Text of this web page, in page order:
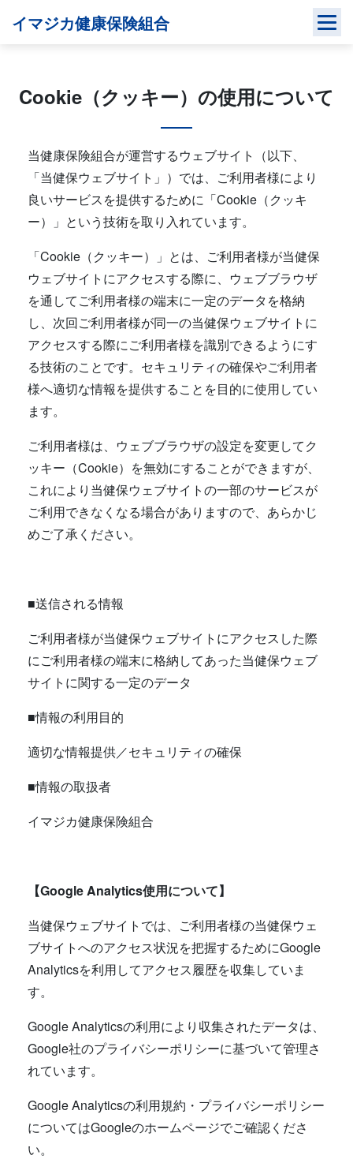
イマジカ健康保険組合
Cookie（クッキー）の使用について
当健康保険組合が運営するウェブサイト（以下、
「当健保ウェブサイト」）では、ご利用者様により
良いサービスを提供するために「Cookie（クッキ
ー）」という技術を取り入れています。
「Cookie（クッキー）」とは、ご利用者様が当健保
ウェブサイトにアクセスする際に、ウェブブラウザ
を通してご利用者様の端末に一定のデータを格納
し、次回ご利用者様が同一の当健保ウェブサイトに
アクセスする際にご利用者様を識別できるようにす
る技術のことです。セキュリティの確保やご利用者
様へ適切な情報を提供することを目的に使用してい
ます。
ご利用者様は、ウェブブラウザの設定を変更してク
ッキー（Cookie）を無効にすることができますが、
これにより当健保ウェブサイトの一部のサービスが
ご利用できなくなる場合がありますので、あらかじ
めご了承ください。
■送信される情報
ご利用者様が当健保ウェブサイトにアクセスした際
にご利用者様の端末に格納してあった当健保ウェブ
サイトに関する一定のデータ
■情報の利用目的
適切な情報提供／セキュリティの確保
■情報の取扱者
イマジカ健康保険組合
【Google Analytics使用について】
当健保ウェブサイトでは、ご利用者様の当健保ウェ
ブサイトへのアクセス状況を把握するためにGoogle
Analyticsを利用してアクセス履歴を収集していま
す。
Google Analyticsの利用により収集されたデータは、
Google社のプライバシーポリシーに基づいて管理さ
れています。
Google Analyticsの利用規約・プライバシーポリシー
についてはGoogleのホームページでご確認くださ
い。